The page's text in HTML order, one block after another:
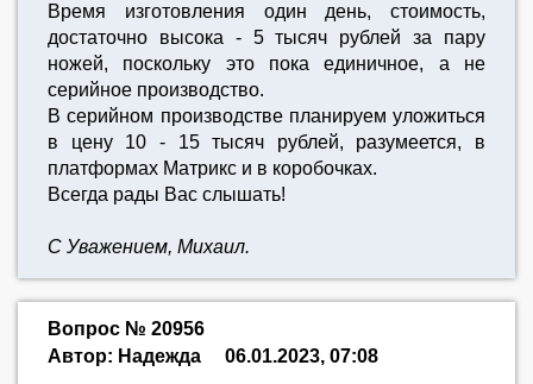
Время изготовления один день, стоимость,
достаточно высока - 5 тысяч рублей за пару
ножей, поскольку это пока единичное, а не
серийное производство.
В серийном производстве планируем уложиться
в цену 10 - 15 тысяч рублей, разумеется, в
платформах Матрикс и в коробочках.
Всегда рады Вас слышать!
С Уважением, Михаил.
Вопрос № 20956
Автор: Надежда
06.01.2023, 07:08